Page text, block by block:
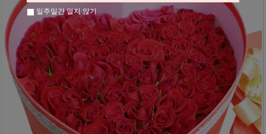
일주일간 열지 않기